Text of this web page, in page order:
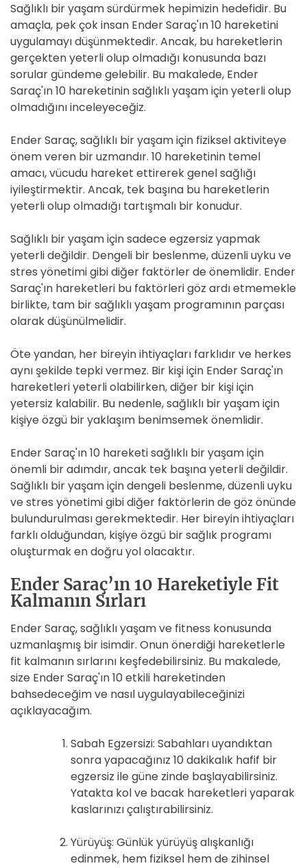
Sağlıklı bir yaşam sürdürmek hepimizin hedefidir. Bu
amaçla, pek çok insan Ender Saraç'ın 10 hareketini
uygulamayı düşünmektedir. Ancak, bu hareketlerin
gerçekten yeterli olup olmadığı konusunda bazı
sorular gündeme gelebilir. Bu makalede, Ender
Saraç'ın 10 hareketinin sağlıklı yaşam için yeterli olup
olmadığını inceleyeceğiz.
Ender Saraç, sağlıklı bir yaşam için fiziksel aktiviteye
önem veren bir uzmandır. 10 hareketinin temel
amacı, vücudu hareket ettirerek genel sağlığı
iyileştirmektir. Ancak, tek başına bu hareketlerin
yeterli olup olmadığı tartışmalı bir konudur.
Sağlıklı bir yaşam için sadece egzersiz yapmak
yeterli değildir. Dengeli bir beslenme, düzenli uyku ve
stres yönetimi gibi diğer faktörler de önemlidir. Ender
Saraç'ın hareketleri bu faktörleri göz ardı etmemekle
birlikte, tam bir sağlıklı yaşam programının parçası
olarak düşünülmelidir.
Öte yandan, her bireyin ihtiyaçları farklıdır ve herkes
aynı şekilde tepki vermez. Bir kişi için Ender Saraç'ın
hareketleri yeterli olabilirken, diğer bir kişi için
yetersiz kalabilir. Bu nedenle, sağlıklı bir yaşam için
kişiye özgü bir yaklaşım benimsemek önemlidir.
Ender Saraç'ın 10 hareketi sağlıklı bir yaşam için
önemli bir adımdır, ancak tek başına yeterli değildir.
Sağlıklı bir yaşam için dengeli beslenme, düzenli uyku
ve stres yönetimi gibi diğer faktörlerin de göz önünde
bulundurulması gerekmektedir. Her bireyin ihtiyaçları
farklı olduğundan, kişiye özgü bir sağlık programı
oluşturmak en doğru yol olacaktır.
Ender Saraç’ın 10 Hareketiyle Fit
Kalmanın Sırları
Ender Saraç, sağlıklı yaşam ve fitness konusunda
uzmanlaşmış bir isimdir. Onun önerdiği hareketlerle
fit kalmanın sırlarını keşfedebilirsiniz. Bu makalede,
size Ender Saraç'ın 10 etkili hareketinden
bahsedeceğim ve nasıl uygulayabileceğinizi
açıklayacağım.
Sabah Egzersizi: Sabahları uyandıktan
sonra yapacağınız 10 dakikalık hafif bir
egzersiz ile güne zinde başlayabilirsiniz.
Yatakta kol ve bacak hareketleri yaparak
kaslarınızı çalıştırabilirsiniz.
Yürüyüş: Günlük yürüyüş alışkanlığı
edinmek, hem fiziksel hem de zihinsel